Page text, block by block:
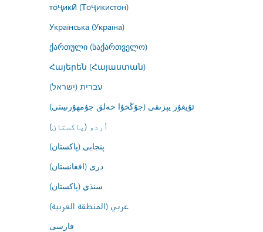
тоҷикӣ (Тоҷикистон)
Українська (Україна)
ქართული (საქართველო)
Հայերեն (Հայաստան)
עברית (ישראל)
ئۇيغۇر يېزىقى (جۇڭخۇا خەلق جۇمھۇرىيىتى)
اُردو (پاکستان)
پنجابی (پاکستان)
درى (افغانستان)
سنڌي (پاکستان)
عربي (المنطقة العربية)
فارسى